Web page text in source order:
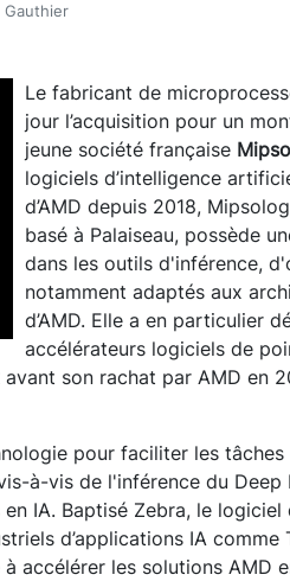
Gauthier
Le fabricant de
jour l’acquisition pour un
jeune société française
logiciels d’intelligence
d’AMD depuis 2018,
basé à Palaiseau, possède
dans les outils d'inférence,
notamment adaptés aux
d’AMD. Elle a en particulier
accélérateurs logiciels de
avant son rachat par AMD en
pour faciliter les
à-vis de l'inférence du Deep
IA. Baptisé Zebra, le
d’applications IA comme
accélérer les solutions AMD